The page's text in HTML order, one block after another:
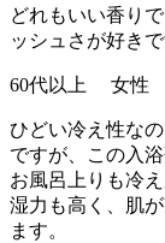
どれもいい香り
ッシュさが好きで
60代以上 女性
ひどい冷え性な
ですが、この入
お風呂上りも冷
湿力も高く、肌
ます。